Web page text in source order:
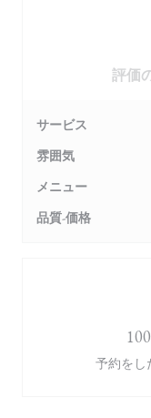
評価
サービス
雰囲気
メニュー
品質-価格
予約をし